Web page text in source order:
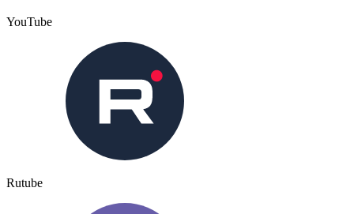
YouTube
Rutube